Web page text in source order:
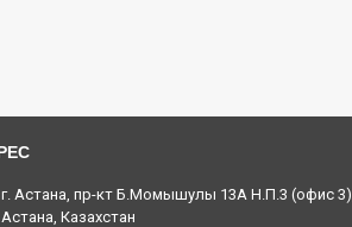
г. Астана, пр-кт Б.Момышулы 13А Н.П.3 (офис 3),
Астана, Казахстан